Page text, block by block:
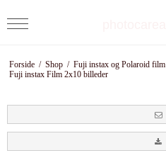
Forside / Shop / Fuji instax og Polaroid film
Fuji instax Film 2x10 billeder